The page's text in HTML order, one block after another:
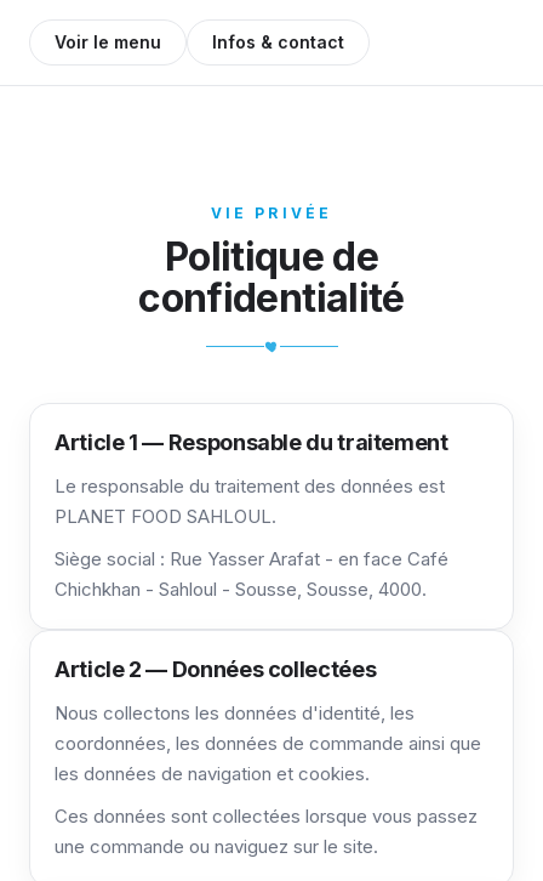
Voir le menu Infos & contact
VIE PRIVÉE
Politique de
confidentialité
Article 1 — Responsable du traitement
Le responsable du traitement des données est
PLANET FOOD SAHLOUL.
Siège social : Rue Yasser Arafat - en face Café
Chichkhan - Sahloul - Sousse, Sousse, 4000.
Article 2 — Données collectées
Nous collectons les données d'identité, les
coordonnées, les données de commande ainsi que
les données de navigation et cookies.
Ces données sont collectées lorsque vous passez
une commande ou naviguez sur le site.